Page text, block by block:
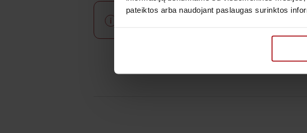
pateiktos arba naudojant paslaugas surinktos
Privaloma registracija specialia